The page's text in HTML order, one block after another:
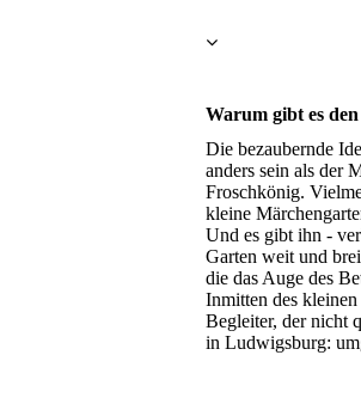
Warum gibt es
Die bezaubernde
anders sein als der
Froschkönig.
kleine
Und es gibt ihn -
Garten weit und
die das Auge des
Inmitten des
Begleiter, der nicht
in Ludwigsburg: